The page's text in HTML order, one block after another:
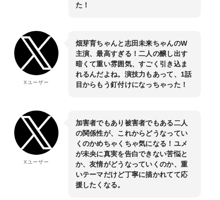
た！
Xユーザー
畑芽育ちゃんと志田未来ちゃんのW
主演、最高すぎる！二人の醸し出す
暗くて重い雰囲気、すごく引き込ま
れるんだよね。演技力もあって、1話
目からもう釘付けになっちゃった！
Xユーザー
加害者でもあり被害者でもある二人
の関係性が、これからどうなってい
くのかめちゃくちゃ気になる！ユメ
が未央に真実を告白できない苦悩と
か、友情がどうなっていくのか、重
いテーマだけど丁寧に描かれてて応
援したくなる。